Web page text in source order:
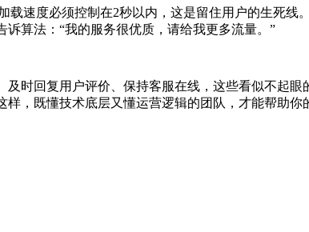
速度必须控制在2秒以内，这是留住用户的生死
算法：“我的服务很优质，请给我更多流量。”
时回复用户评价、保持客服在线，这些看似不起
，既懂技术底层又懂运营逻辑的团队，才能帮助